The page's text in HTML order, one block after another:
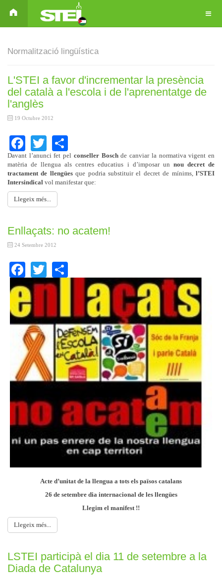
Normalització lingüística
L'STEI a favor d'incrementar la presència
del català a l'escola i de l'aprenentatge de
l'anglès
19 Octubre 2012
Facebook
Twitter
Davant l’anunci fet pel conseller Boschde canviar la normativa vigent en
matèria de llengua als centres educatius i d’imposar un nou decret de
tractament de llengüesque podria substituir el decret de mínims,l’STEI
Intersindical vol manifestar que:
Llegeix més...
Enllaçats: no acatem!
24 Setembre 2012
Facebook
Twitter
Acte d’unitat de la llengua a tots els països catalans
26 de setembre dia internacional de les llengües
Llegim el manifest !!
Llegeix més...
LSTEI participà el dia 11 de setembre a la
Diada de Catalunya